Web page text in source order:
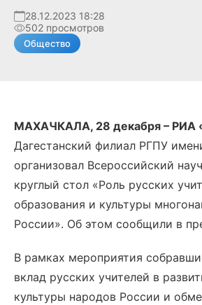
28.12.2023 18:28
502 просмотров
Общество
МАХАЧКАЛА, 28 декабря – РИА
Дагестанский филиал РГПУ
организовал Всероссийский
круглый стол «Роль русских
образования и культуры
России». Об этом сообщили в
В рамках мероприятия
вклад русских учителей в
культуры народов России и